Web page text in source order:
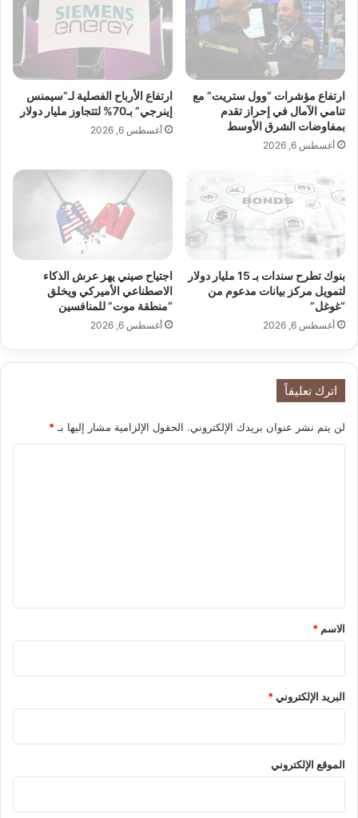
ه
ة
ت
د
ا
ع
ي
ا
ر
ب
ر
ا
ن
ئ
م
ن
ر
ت
ف
ا
ع
ن
ف
ر
و
س
ي
ت
ج
ث
م
ن
ارتفاع مؤشرات “وول ستريت” مع
تنامي الآمال في إحراز تقدم
بمفاوضات الشرق الأوسط
أغسطس 6, 2026
ارتفاع الأرباح الفصلية لـ”سيمنس
إينرجي” بـ70% لتتجاوز مليار دولار
أغسطس 6, 2026
بنوك تطرح سندات بـ 15 مليار دولار
لتمويل مركز بيانات مدعوم من
“غوغل”
أغسطس 6, 2026
اجتياح صيني يهز عرش الذكاء
الاصطناعي الأميركي ويخلق
“منطقة موت” للمنافسين
أغسطس 6, 2026
اترك تعليقاً
لن يتم نشر عنوان بريدك الإلكتروني. الحقول الإلزامية مشار إليها بـ *
*
الاسم *
البريد الإلكتروني*
الموقع الإلكتروني